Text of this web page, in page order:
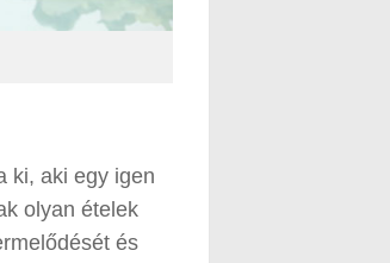
ki, aki egy igen
olyan ételek
és